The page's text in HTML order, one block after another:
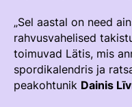
Välisvõistlustel
KESTVUSRATSUTAMINE
Regulatsioonid
Võistluskalender
„Sel aastal on need
rahvusvahelised
toimuvad Lätis, mis
spordikalendris ja
peakohtunik Dainis